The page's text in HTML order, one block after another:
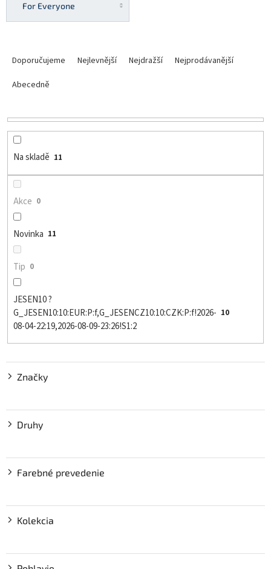
For Everyone
p
u
Doporučujeme Nejlevnější Nejdražší
Nejprodávanější
Abecedně
Na skladě 11
Akce 0
Novinka 11
Tip 0
JESEN10 ?
G_JESEN10:10:EUR:P:f,G_JESENCZ10:10:CZK:P:f!2026-
08-04-22:19,2026-08-09-23:26!S1:2
10
Značky
Druhy
Farebné prevedenie
Kolekcia